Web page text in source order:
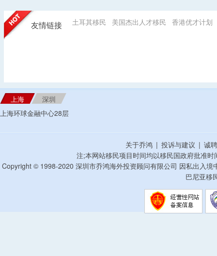
友情链接 土耳其移民 美国杰出人才移民 香港优才计划
上海
深圳
上海环球金融中心28层
关于乔鸿 | 投诉与建议 | 诚
注;本网站移民项目时间均以移民国政府批准
Copyright © 1998-2020 深圳市乔鸿海外投资顾问有限公司 因私出入
巴尼亚移